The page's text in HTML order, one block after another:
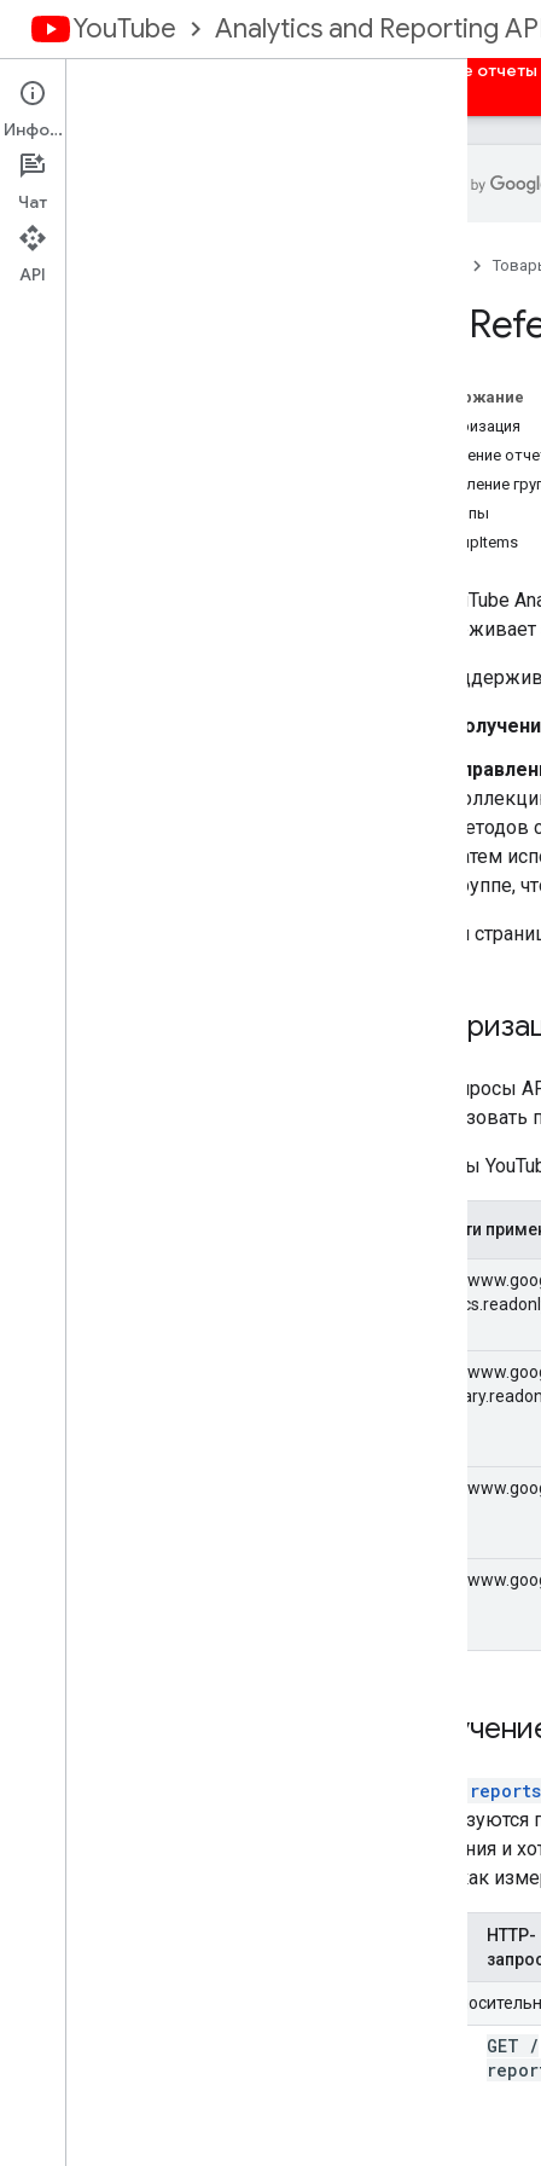
YouTube Analytics and Reporting
Массовые отчеты
API аналитики You
API
Содержание
Авторизация
Получение
Управление
Группы
GroupItems
API YouTube
API
методов
затем
группе,
На этой
Все запросы
Запросы
Области
https://
https://
https://
https://
окончания и
такие как
HTTP-
URI
GET /
Информация
Чат
API